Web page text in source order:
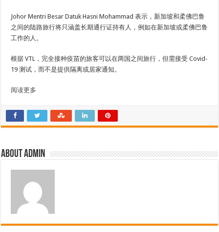
Johor Mentri Besar Datuk Hasni Mohammad 表示，新加坡和柔佛巴鲁
之间的陆路旅行将只涵盖长期通行证持有人，例如在新加坡或柔佛巴鲁
工作的人。
根据 VTL，完全接种疫苗的旅客可以在两国之间旅行，但需接受 Covid-
19 测试，而不是提供隔离或居家通知。
阅读更多
About admin